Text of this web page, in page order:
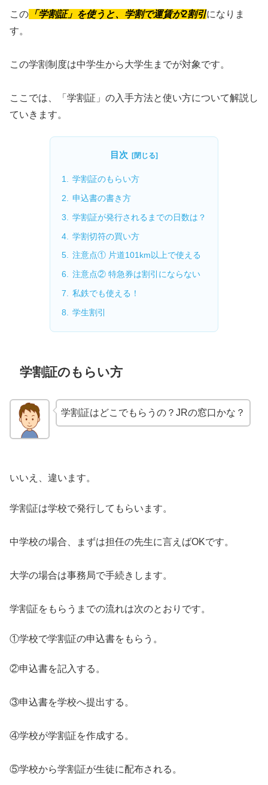
この 「学割証」を使うと、学割で運賃が2割引になりま
す。
この学割制度は中学生から大学生までが対象です。
ここでは、「学割証」の入手方法と使い方について解説し
ていきます。
目次
学割証のもらい方
申込書の書き方
学割証が発行されるまでの日数は？
学割切符の買い方
注意点① 片道101km以上で使える
注意点② 特急券は割引にならない
私鉄でも使える！
学生割引
学割証のもらい方
学割証はどこでもらうの？JRの窓口かな？
いいえ、違います。
学割証は学校で発行してもらいます。
中学校の場合、まずは担任の先生に言えばOKです。
大学の場合は事務局で手続きします。
学割証をもらうまでの流れは次のとおりです。
①学校で学割証の申込書をもらう。
②申込書を記入する。
③申込書を学校へ提出する。
④学校が学割証を作成する。
⑤学校から学割証が生徒に配布される。